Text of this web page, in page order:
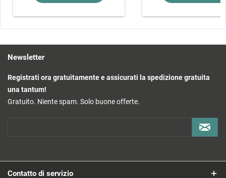
Newsletter
Registrati ora gratuitamente e assicurati la spedizione gratuita
una tantum!
Gratuito. Niente spam. Solo buone offerte.
Contatto di servizio